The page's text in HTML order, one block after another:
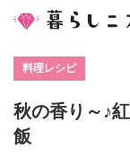
料理レシピ
秋の香り～♪
飯